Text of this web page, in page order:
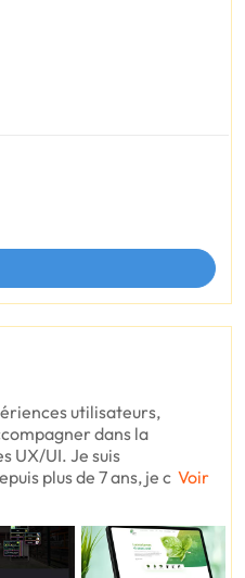
utilisateurs,
dans la
UX/UI. Je suis
plus de 7 ans, je c Voir